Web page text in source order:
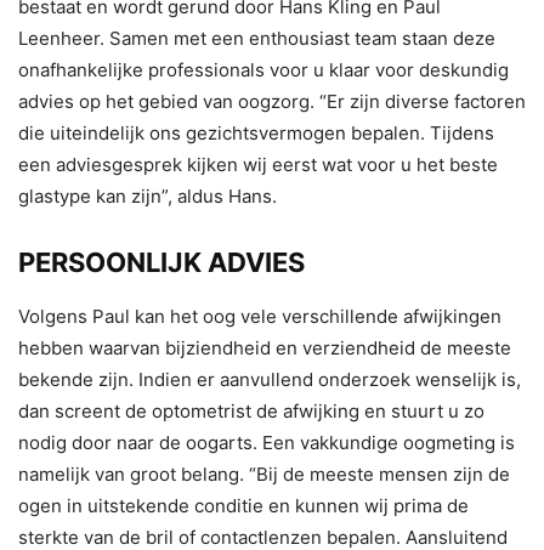
bestaat en wordt gerund door Hans Kling en Paul
Leenheer. Samen met een enthousiast team staan deze
onafhankelijke professionals voor u klaar voor deskundig
advies op het gebied van oogzorg. “Er zijn diverse factoren
die uiteindelijk ons gezichtsvermogen bepalen. Tijdens
een adviesgesprek kijken wij eerst wat voor u het beste
glastype kan zijn”, aldus Hans.
PERSOONLIJK ADVIES
Volgens Paul kan het oog vele verschillende afwijkingen
hebben waarvan bijziendheid en verziendheid de meeste
bekende zijn. Indien er aanvullend onderzoek wenselijk is,
dan screent de optometrist de afwijking en stuurt u zo
nodig door naar de oogarts. Een vakkundige oogmeting is
namelijk van groot belang. “Bij de meeste mensen zijn de
ogen in uitstekende conditie en kunnen wij prima de
sterkte van de bril of contactlenzen bepalen. Aansluitend